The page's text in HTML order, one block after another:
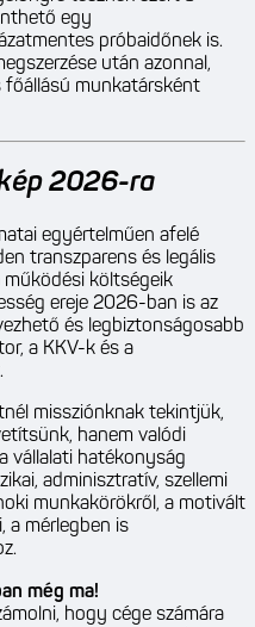
egy
próbaidőnek is.
után azonnal,
főállású munkatársként
2026-ra
egyértelműen afelé
transzparens és legális
működési költségeik
ereje 2026-ban is az
és legbiztonságosabb
a KKV-k és a
missziónknak tekintjük,
hanem valódi
vállalati hatékonyság
adminisztratív, szellemi
munkakörökről, a motivált
a mérlegben is
még ma!
hogy cége számára